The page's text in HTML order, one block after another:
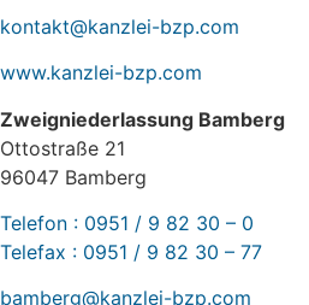
kontakt@kanzlei-bzp.com
www.kanzlei-bzp.com
Zweigniederlassung Bamberg
Ottostraße 21
96047 Bamberg
Telefon : 0951 / 9 82 30 – 0
Telefax : 0951 / 9 82 30 – 77
bamberg@kanzlei-bzp.com